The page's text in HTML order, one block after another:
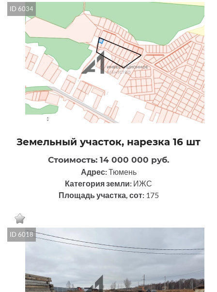
ID 6034
Земельный участок, нарезка 16 шт
Стоимость: 14 000 000 руб.
Адрес:Тюмень
Категория земли: ИЖС
Площадь участка, сот: 175
ID 6018